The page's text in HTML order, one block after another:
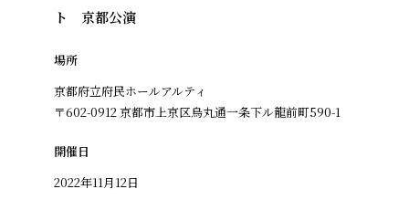
ト 京都公演
場所
京都府立府民ホールアルティ
〒602-0912 京都市上京区烏丸通一条下ル龍前町590-1
開催日
2022年11月12日